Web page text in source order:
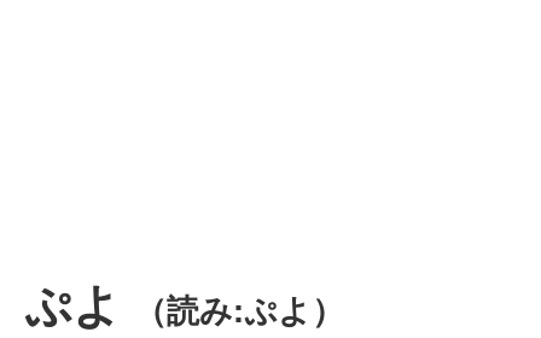
ぷよ （読み:ぷよ）